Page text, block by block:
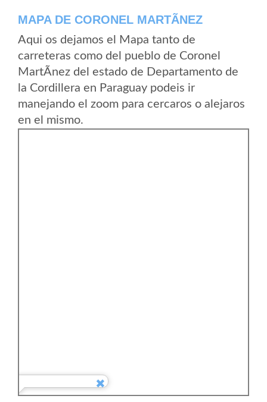
MAPA DE CORONEL MARTÃ­NEZ
Aqui os dejamos el Mapa tanto de
carreteras como del pueblo de Coronel
MartÃ­nez del estado de Departamento de
la Cordillera en Paraguay podeis ir
manejando el zoom para cercaros o alejaros
en el mismo.